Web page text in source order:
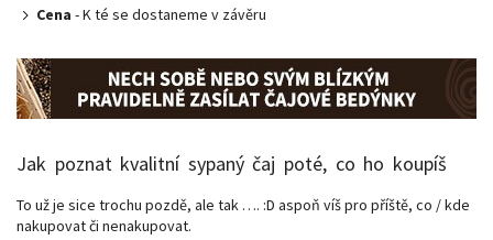
Cena - K té se dostaneme v závěru
Jak poznat kvalitní sypaný čaj poté, co ho koupíš
To už je sice trochu pozdě, ale tak …. :D aspoň víš pro příště, co / kde
nakupovat či nenakupovat.